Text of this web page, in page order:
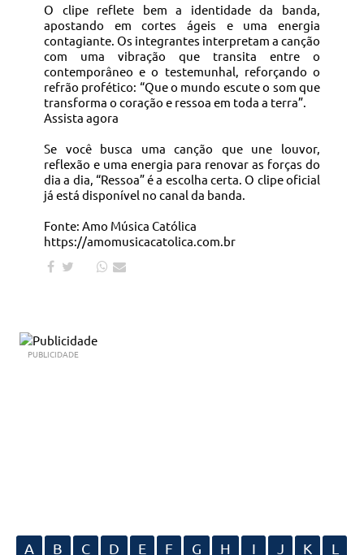
O clipe reflete bem a identidade da banda,
apostando em cortes ágeis e uma energia
contagiante. Os integrantes interpretam a canção
com uma vibração que transita entre o
contemporâneo e o testemunhal, reforçando o
refrão profético: “Que o mundo escute o som que
transforma o coração e ressoa em toda a terra”.
Assista agora
Se você busca uma canção que une louvor,
reflexão e uma energia para renovar as forças do
dia a dia, “Ressoa” é a escolha certa. O clipe oficial
já está disponível no canal da banda.
Fonte: Amo Música Católica
https://amomusicacatolica.com.br
PUBLICIDADE
A B C D E F G H I J K L